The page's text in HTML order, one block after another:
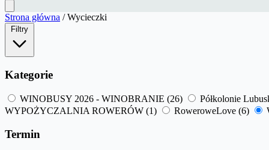
Strona główna / Wycieczki
Filtry
Kategorie
WINOBUSY 2026 - WINOBRANIE (26)
Półkolonie
WYPOŻYCZALNIA ROWERÓW (1) RoweroweLove (6)
Termin